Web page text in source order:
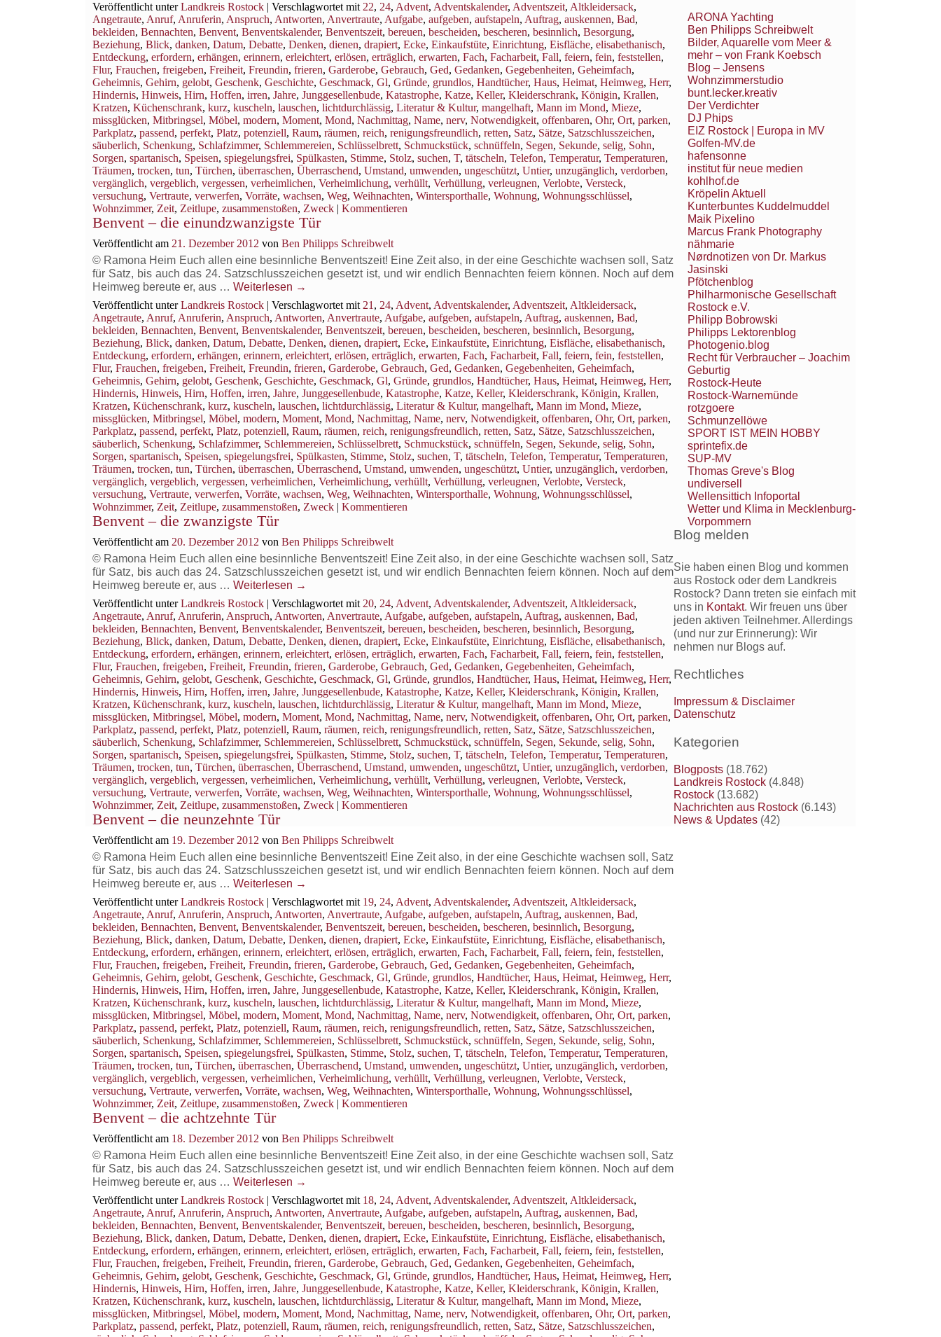
Veröffentlicht unter Landkreis Rostock | Verschlagwortet mit 22, 24, Advent, Adventskalender, Adventszeit, Altkleidersack,
Angetraute, Anruf, Anruferin, Anspruch, Antworten, Anvertraute, Aufgabe, aufgeben, aufstapeln, Auftrag, auskennen, Bad,
bekleiden, Bennachten, Benvent, Benventskalender, Benventszeit, bereuen, bescheiden, bescheren, besinnlich, Besorgung,
Beziehung, Blick, danken, Datum, Debatte, Denken, dienen, drapiert, Ecke, Einkaufstüte, Einrichtung, Eisfläche, elisabethanisch,
Entdeckung, erfordern, erhängen, erinnern, erleichtert, erlösen, erträglich, erwarten, Fach, Facharbeit, Fall, feiern, fein, feststellen,
Flur, Frauchen, freigeben, Freiheit, Freundin, frieren, Garderobe, Gebrauch, Ged, Gedanken, Gegebenheiten, Geheimfach,
Geheimnis, Gehirn, gelobt, Geschenk, Geschichte, Geschmack, Gl, Gründe, grundlos, Handtücher, Haus, Heimat, Heimweg, Herr,
Hindernis, Hinweis, Hirn, Hoffen, irren, Jahre, Junggesellenbude, Katastrophe, Katze, Keller, Kleiderschrank, Königin, Krallen,
Kratzen, Küchenschrank, kurz, kuscheln, lauschen, lichtdurchlässig, Literatur & Kultur, mangelhaft, Mann im Mond, Mieze,
missglücken, Mitbringsel, Möbel, modern, Moment, Mond, Nachmittag, Name, nerv, Notwendigkeit, offenbaren, Ohr, Ort, parken,
Parkplatz, passend, perfekt, Platz, potenziell, Raum, räumen, reich, renigungsfreundlich, retten, Satz, Sätze, Satzschlusszeichen,
säuberlich, Schenkung, Schlafzimmer, Schlemmereien, Schlüsselbrett, Schmuckstück, schnüffeln, Segen, Sekunde, selig, Sohn,
Sorgen, spartanisch, Speisen, spiegelungsfrei, Spülkasten, Stimme, Stolz, suchen, T, tätscheln, Telefon, Temperatur, Temperaturen,
Träumen, trocken, tun, Türchen, überraschen, Überraschend, Umstand, umwenden, ungeschützt, Untier, unzugänglich, verdorben,
vergänglich, vergeblich, vergessen, verheimlichen, Verheimlichung, verhüllt, Verhüllung, verleugnen, Verlobte, Versteck,
versuchung, Vertraute, verwerfen, Vorräte, wachsen, Weg, Weihnachten, Wintersporthalle, Wohnung, Wohnungsschlüssel,
Wohnzimmer, Zeit, Zeitlupe, zusammenstoßen, Zweck | Kommentieren
Benvent – die einundzwanzigste Tür
Veröffentlicht am 21. Dezember 2012 von Ben Philipps Schreibwelt
© Ramona Heim Euch allen eine besinnliche Benventszeit! Eine Zeit also, in der eine Geschichte wachsen soll, Satz
für Satz, bis auch das 24. Satzschlusszeichen gesetzt ist, und wir endlich Bennachten feiern können. Noch auf dem
Heimweg bereute er, aus … Weiterlesen →
Veröffentlicht unter Landkreis Rostock | Verschlagwortet mit 21 , 24, Advent, Adventskalender, Adventszeit, Altkleidersack,
Angetraute, Anruf, Anruferin, Anspruch, Antworten, Anvertraute, Aufgabe, aufgeben, aufstapeln, Auftrag, auskennen, Bad,
bekleiden, Bennachten, Benvent, Benventskalender, Benventszeit, bereuen, bescheiden, bescheren, besinnlich, Besorgung,
Beziehung, Blick, danken, Datum, Debatte, Denken, dienen, drapiert, Ecke, Einkaufstüte, Einrichtung, Eisfläche, elisabethanisch,
Entdeckung, erfordern, erhängen, erinnern, erleichtert, erlösen, erträglich, erwarten, Fach, Facharbeit, Fall, feiern, fein, feststellen,
Flur, Frauchen, freigeben, Freiheit, Freundin, frieren, Garderobe, Gebrauch, Ged, Gedanken, Gegebenheiten, Geheimfach,
Geheimnis, Gehirn, gelobt, Geschenk, Geschichte, Geschmack, Gl, Gründe, grundlos, Handtücher, Haus, Heimat, Heimweg, Herr,
Hindernis, Hinweis, Hirn, Hoffen, irren, Jahre, Junggesellenbude, Katastrophe, Katze, Keller, Kleiderschrank, Königin, Krallen,
Kratzen, Küchenschrank, kurz, kuscheln, lauschen, lichtdurchlässig, Literatur & Kultur, mangelhaft, Mann im Mond, Mieze,
missglücken, Mitbringsel, Möbel, modern, Moment, Mond, Nachmittag, Name, nerv, Notwendigkeit, offenbaren, Ohr, Ort, parken,
Parkplatz, passend, perfekt, Platz, potenziell, Raum, räumen, reich, renigungsfreundlich, retten, Satz, Sätze, Satzschlusszeichen,
säuberlich, Schenkung, Schlafzimmer, Schlemmereien, Schlüsselbrett, Schmuckstück, schnüffeln, Segen, Sekunde, selig, Sohn,
Sorgen, spartanisch, Speisen, spiegelungsfrei, Spülkasten, Stimme, Stolz, suchen, T, tätscheln, Telefon, Temperatur, Temperaturen,
Träumen, trocken, tun, Türchen, überraschen, Überraschend, Umstand, umwenden, ungeschützt, Untier, unzugänglich, verdorben,
vergänglich, vergeblich, vergessen, verheimlichen, Verheimlichung, verhüllt, Verhüllung, verleugnen, Verlobte, Versteck,
versuchung, Vertraute, verwerfen, Vorräte, wachsen, Weg, Weihnachten, Wintersporthalle, Wohnung, Wohnungsschlüssel,
Wohnzimmer, Zeit, Zeitlupe, zusammenstoßen, Zweck | Kommentieren
Benvent – die zwanzigste Tür
Veröffentlicht am 20. Dezember 2012 von Ben Philipps Schreibwelt
© Ramona Heim Euch allen eine besinnliche Benventszeit! Eine Zeit also, in der eine Geschichte wachsen soll, Satz
für Satz, bis auch das 24. Satzschlusszeichen gesetzt ist, und wir endlich Bennachten feiern können. Noch auf dem
Heimweg bereute er, aus … Weiterlesen →
Veröffentlicht unter Landkreis Rostock | Verschlagwortet mit 20, 24, Advent, Adventskalender, Adventszeit, Altkleidersack,
Angetraute, Anruf, Anruferin, Anspruch, Antworten, Anvertraute, Aufgabe, aufgeben, aufstapeln, Auftrag, auskennen, Bad,
bekleiden, Bennachten, Benvent, Benventskalender, Benventszeit, bereuen, bescheiden, bescheren, besinnlich, Besorgung,
Beziehung, Blick, danken, Datum, Debatte, Denken, dienen, drapiert, Ecke, Einkaufstüte, Einrichtung, Eisfläche, elisabethanisch,
Entdeckung, erfordern, erhängen, erinnern, erleichtert, erlösen, erträglich, erwarten, Fach, Facharbeit, Fall, feiern, fein, feststellen,
Flur, Frauchen, freigeben, Freiheit, Freundin, frieren, Garderobe, Gebrauch, Ged, Gedanken, Gegebenheiten, Geheimfach,
Geheimnis, Gehirn, gelobt, Geschenk, Geschichte, Geschmack, Gl, Gründe, grundlos, Handtücher, Haus, Heimat, Heimweg, Herr,
Hindernis, Hinweis, Hirn, Hoffen, irren, Jahre, Junggesellenbude, Katastrophe, Katze, Keller, Kleiderschrank, Königin, Krallen,
Kratzen, Küchenschrank, kurz, kuscheln, lauschen, lichtdurchlässig, Literatur & Kultur, mangelhaft, Mann im Mond, Mieze,
missglücken, Mitbringsel, Möbel, modern, Moment, Mond, Nachmittag, Name, nerv, Notwendigkeit, offenbaren, Ohr, Ort, parken,
Parkplatz, passend, perfekt, Platz, potenziell, Raum, räumen, reich, renigungsfreundlich, retten, Satz, Sätze, Satzschlusszeichen,
säuberlich, Schenkung, Schlafzimmer, Schlemmereien, Schlüsselbrett, Schmuckstück, schnüffeln, Segen, Sekunde, selig, Sohn,
Sorgen, spartanisch, Speisen, spiegelungsfrei, Spülkasten, Stimme, Stolz, suchen, T, tätscheln, Telefon, Temperatur, Temperaturen,
Träumen, trocken, tun, Türchen, überraschen, Überraschend, Umstand, umwenden, ungeschützt, Untier, unzugänglich, verdorben,
vergänglich, vergeblich, vergessen, verheimlichen, Verheimlichung, verhüllt, Verhüllung, verleugnen, Verlobte, Versteck,
versuchung, Vertraute, verwerfen, Vorräte, wachsen, Weg, Weihnachten, Wintersporthalle, Wohnung, Wohnungsschlüssel,
Wohnzimmer, Zeit, Zeitlupe, zusammenstoßen, Zweck | Kommentieren
Benvent – die neunzehnte Tür
Veröffentlicht am 19. Dezember 2012 von Ben Philipps Schreibwelt
© Ramona Heim Euch allen eine besinnliche Benventszeit! Eine Zeit also, in der eine Geschichte wachsen soll, Satz
für Satz, bis auch das 24. Satzschlusszeichen gesetzt ist, und wir endlich Bennachten feiern können. Noch auf dem
Heimweg bereute er, aus … Weiterlesen →
Veröffentlicht unter Landkreis Rostock | Verschlagwortet mit 19, 24, Advent, Adventskalender, Adventszeit, Altkleidersack,
Angetraute, Anruf, Anruferin, Anspruch, Antworten, Anvertraute, Aufgabe, aufgeben, aufstapeln, Auftrag, auskennen, Bad,
bekleiden, Bennachten, Benvent, Benventskalender, Benventszeit, bereuen, bescheiden, bescheren, besinnlich, Besorgung,
Beziehung, Blick, danken, Datum, Debatte, Denken, dienen, drapiert, Ecke, Einkaufstüte, Einrichtung, Eisfläche, elisabethanisch,
Entdeckung, erfordern, erhängen, erinnern, erleichtert, erlösen, erträglich, erwarten, Fach, Facharbeit, Fall, feiern, fein, feststellen,
Flur, Frauchen, freigeben, Freiheit, Freundin, frieren, Garderobe, Gebrauch, Ged, Gedanken, Gegebenheiten, Geheimfach,
Geheimnis, Gehirn, gelobt, Geschenk, Geschichte, Geschmack, Gl, Gründe, grundlos, Handtücher, Haus, Heimat, Heimweg, Herr,
Hindernis, Hinweis, Hirn, Hoffen, irren, Jahre, Junggesellenbude, Katastrophe, Katze, Keller, Kleiderschrank, Königin, Krallen,
Kratzen, Küchenschrank, kurz, kuscheln, lauschen, lichtdurchlässig, Literatur & Kultur, mangelhaft, Mann im Mond, Mieze,
missglücken, Mitbringsel, Möbel, modern, Moment, Mond, Nachmittag, Name, nerv, Notwendigkeit, offenbaren, Ohr, Ort, parken,
Parkplatz, passend, perfekt, Platz, potenziell, Raum, räumen, reich, renigungsfreundlich, retten, Satz, Sätze, Satzschlusszeichen,
säuberlich, Schenkung, Schlafzimmer, Schlemmereien, Schlüsselbrett, Schmuckstück, schnüffeln, Segen, Sekunde, selig, Sohn,
Sorgen, spartanisch, Speisen, spiegelungsfrei, Spülkasten, Stimme, Stolz, suchen, T, tätscheln, Telefon, Temperatur, Temperaturen,
Träumen, trocken, tun, Türchen, überraschen, Überraschend, Umstand, umwenden, ungeschützt, Untier, unzugänglich, verdorben,
vergänglich, vergeblich, vergessen, verheimlichen, Verheimlichung, verhüllt, Verhüllung, verleugnen, Verlobte, Versteck,
versuchung, Vertraute, verwerfen, Vorräte, wachsen, Weg, Weihnachten, Wintersporthalle, Wohnung, Wohnungsschlüssel,
Wohnzimmer, Zeit, Zeitlupe, zusammenstoßen, Zweck | Kommentieren
Benvent – die achtzehnte Tür
Veröffentlicht am 18. Dezember 2012 von Ben Philipps Schreibwelt
© Ramona Heim Euch allen eine besinnliche Benventszeit! Eine Zeit also, in der eine Geschichte wachsen soll, Satz
für Satz, bis auch das 24. Satzschlusszeichen gesetzt ist, und wir endlich Bennachten feiern können. Noch auf dem
Heimweg bereute er, aus … Weiterlesen →
Veröffentlicht unter Landkreis Rostock | Verschlagwortet mit 18, 24, Advent, Adventskalender, Adventszeit, Altkleidersack,
Angetraute, Anruf, Anruferin, Anspruch, Antworten, Anvertraute, Aufgabe, aufgeben, aufstapeln, Auftrag, auskennen, Bad,
bekleiden, Bennachten, Benvent, Benventskalender, Benventszeit, bereuen, bescheiden, bescheren, besinnlich, Besorgung,
Beziehung, Blick, danken, Datum, Debatte, Denken, dienen, drapiert, Ecke, Einkaufstüte, Einrichtung, Eisfläche, elisabethanisch,
Entdeckung, erfordern, erhängen, erinnern, erleichtert, erlösen, erträglich, erwarten, Fach, Facharbeit, Fall, feiern, fein, feststellen,
Flur, Frauchen, freigeben, Freiheit, Freundin, frieren, Garderobe, Gebrauch, Ged, Gedanken, Gegebenheiten, Geheimfach,
Geheimnis, Gehirn, gelobt, Geschenk, Geschichte, Geschmack, Gl, Gründe, grundlos, Handtücher, Haus, Heimat, Heimweg, Herr,
Hindernis, Hinweis, Hirn, Hoffen, irren, Jahre, Junggesellenbude, Katastrophe, Katze, Keller, Kleiderschrank, Königin, Krallen,
Kratzen, Küchenschrank, kurz, kuscheln, lauschen, lichtdurchlässig, Literatur & Kultur, mangelhaft, Mann im Mond, Mieze,
missglücken, Mitbringsel, Möbel, modern, Moment, Mond, Nachmittag, Name, nerv, Notwendigkeit, offenbaren, Ohr, Ort, parken,
Parkplatz, passend, perfekt, Platz, potenziell, Raum, räumen, reich, renigungsfreundlich, retten, Satz, Sätze, Satzschlusszeichen,
ARONA Yachting
Ben Philipps Schreibwelt
Bilder, Aquarelle vom Meer &
mehr – von Frank Koebsch
Blog – Jensens
Wohnzimmerstudio
bunt.lecker.kreativ
Der Verdichter
DJ Phips
EIZ Rostock | Europa in MV
Golfen-MV.de
hafensonne
institut für neue medien
kohlhof.de
Kröpelin Aktuell
Kunterbuntes Kuddelmuddel
Maik Pixelino
Marcus Frank Photography
nähmarie
Nørdnotizen von Dr. Markus
Jasinski
Pfötchenblog
Philharmonische Gesellschaft
Rostock e.V.
Philipp Bobrowski
Philipps Lektorenblog
Photogenio.blog
Recht für Verbraucher – Joachim
Geburtig
Rostock-Heute
Rostock-Warnemünde
rotzgoere
Schmunzellöwe
SPORT IST MEIN HOBBY
sprintefix.de
SUP-MV
Thomas Greve's Blog
undiversell
Wellensittich Infoportal
Wetter und Klima in Mecklenburg-
Vorpommern
Blog melden
Sie haben einen Blog und kommen
aus Rostock oder dem Landkreis
Rostock? Dann treten sie einfach mit
uns in Kontakt. Wir freuen uns über
jeden aktiven Teilnehmer. Allerdings
(und nur zur Erinnerung): Wir
nehmen nur Blogs auf.
Rechtliches
Impressum & Disclaimer
Datenschutz
Kategorien
Blogposts (18.762)
Landkreis Rostock (4.848)
Rostock (13.682)
Nachrichten aus Rostock (6.143)
News & Updates (42)